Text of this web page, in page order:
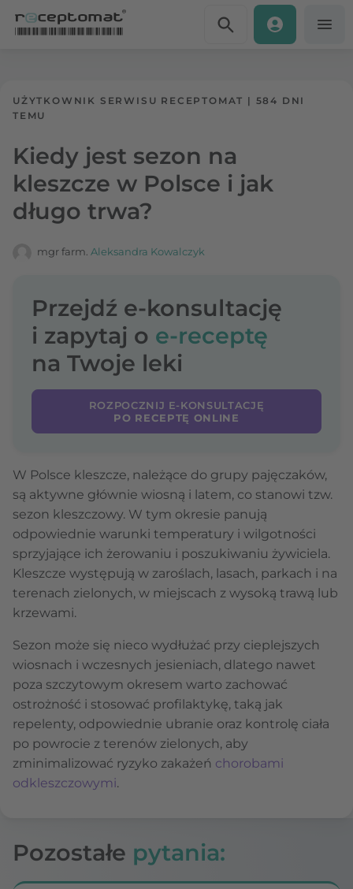
UŻYTKOWNIK SERWISU RECEPTOMAT | 584 DNI
TEMU
Kiedy jest sezon na
kleszcze w Polsce i jak
długo trwa?
mgr farm. Aleksandra Kowalczyk
Przejdź e-konsultację
i zapytaj o e-receptę
na Twoje leki
ROZPOCZNIJ E-KONSULTACJĘ
PO RECEPTĘ ONLINE
W Polsce kleszcze, należące do grupy pajęczaków,
są aktywne głównie wiosną i latem, co stanowi tzw.
sezon kleszczowy. W tym okresie panują
odpowiednie warunki temperatury i wilgotności
sprzyjające ich żerowaniu i poszukiwaniu żywiciela.
Kleszcze występują w zaroślach, lasach, parkach i na
terenach zielonych, w miejscach z wysoką trawą lub
krzewami.
Sezon może się nieco wydłużać przy cieplejszych
wiosnach i wczesnych jesieniach, dlatego nawet
poza szczytowym okresem warto zachować
ostrożność i stosować profilaktykę, taką jak
repelenty, odpowiednie ubranie oraz kontrolę ciała
po powrocie z terenów zielonych, aby
zminimalizować ryzyko zakażeń chorobami
odkleszczowymi.
Pozostałe pytania: